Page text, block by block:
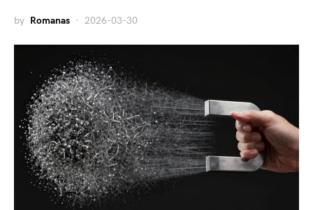
by Romanas 2026-03-30